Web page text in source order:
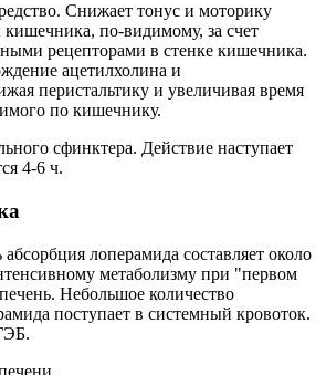
Снижает тонус и моторику
кишечника, по-видимому, за счет
рецепторами в стенке кишечника.
ацетилхолина и
перистальтику и увеличивая время
по кишечнику.
сфинктера. Действие наступает
4-6 ч.
лоперамида составляет около
метаболизму при "первом
Небольшое количество
поступает в системный кровоток.